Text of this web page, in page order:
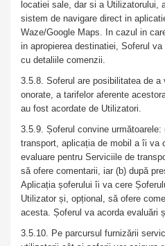
locatiei sale, dar si a Utilizatorului,
sistem de navigare direct in
Waze/Google Maps. In cazul in
in apropierea destinatiei, Soferul
cu detaliile comenzii.
3.5.8. Soferul are posibilitatea de
onorate, a tarifelor aferente
au fost acordate de Utilizatori.
3.5.9. Șoferul convine
transport, aplicația de mobil a îi va
evaluare pentru Serviciile de
să ofere comentarii, iar (b) după
Aplicația șoferului îi va cere
Utilizator și, opțional, să ofere
acesta. Șoferul va acorda evaluări
3.5.10. Pe parcursul furnizării